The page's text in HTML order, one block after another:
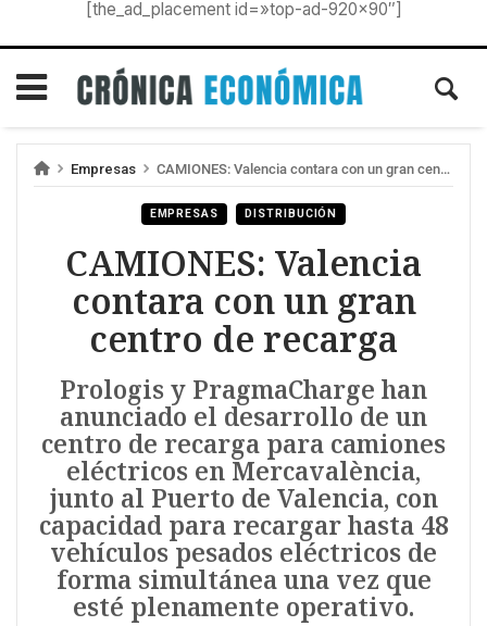
[the_ad_placement id=»top-ad-920×90″]
Empresas CAMIONES: Valencia contara con un gran centro de recarga
EMPRESAS DISTRIBUCIÓN
CAMIONES: Valencia
contara con un gran
centro de recarga
Prologis y PragmaCharge han
anunciado el desarrollo de un
centro de recarga para camiones
eléctricos en Mercavalència,
junto al Puerto de Valencia, con
capacidad para recargar hasta 48
vehículos pesados eléctricos de
forma simultánea una vez que
esté plenamente operativo.